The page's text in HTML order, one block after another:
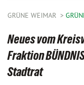
GRÜNE WEIMAR
Neues vom
Fraktion
Stadtrat